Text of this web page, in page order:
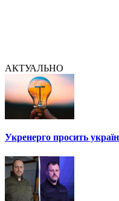
АКТУАЛЬНО
Укренерго просить